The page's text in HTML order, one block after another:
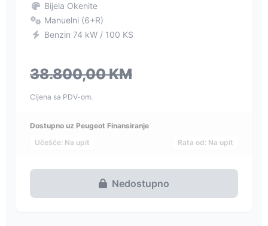
Bijela Okenite
Manuelni (6+R)
Benzin 74 kW / 100 KS
38.800,00 KM
Cijena sa PDV-om.
Dostupno uz Peugeot Finansiranje
Učešće: Na upit
Rata od: Na upit
Nedostupno